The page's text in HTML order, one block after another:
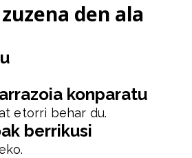
den ala
konparatu
etorri behar du.
berrikusi